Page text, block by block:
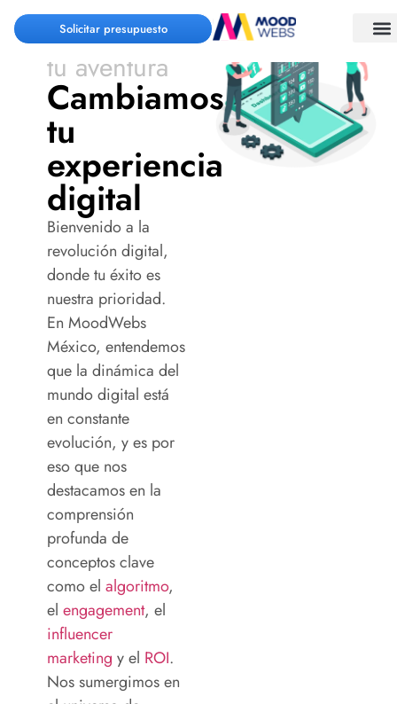
Solicitar presupuesto
Comencemos
tu aventura
Cambiamos
tu
experiencia
digital
Bienvenido a la
revolución digital,
donde tu éxito es
nuestra prioridad.
En MoodWebs
México, entendemos
que la dinámica del
mundo digital está
en constante
evolución, y es por
esoquenos
destacamos en la
comprensión
profunda de
conceptos clave
como el algoritmo,
el engagement, el
influencer
marketing y el ROI.
Nos sumergimos en